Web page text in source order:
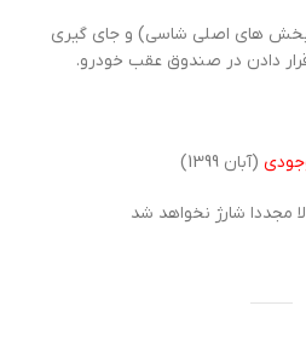
بخش های اصلی شاسی) و جای گیری
دادن در صندوق عقب خودرو.
(آبان 1399)
مجددا شارژ نخواهد شد